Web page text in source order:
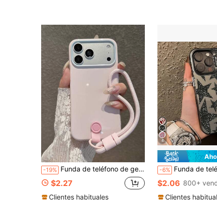
-19% Funda de teléfono de gelatina rosa estilo macaron con correa de muñeca, cubierta protectora suave compatible con Phone 17 Pro Max/17 Pro/17/16 Pro Max/16/16 Pro/15/15 Pro Max/15 Pro/13/14 Pro Max/13 Pro/13 Pro Max/14 Pro
$2.27
Clientes habituales
4
-6% Funda de teléfono premium con elemento estrella de moda negra, funda de teléfono con gráfico de estrella brillante IMD de 1 pieza, compatible con iPhone 16 Pro Max, 15/
$2.06 800+
Clientes